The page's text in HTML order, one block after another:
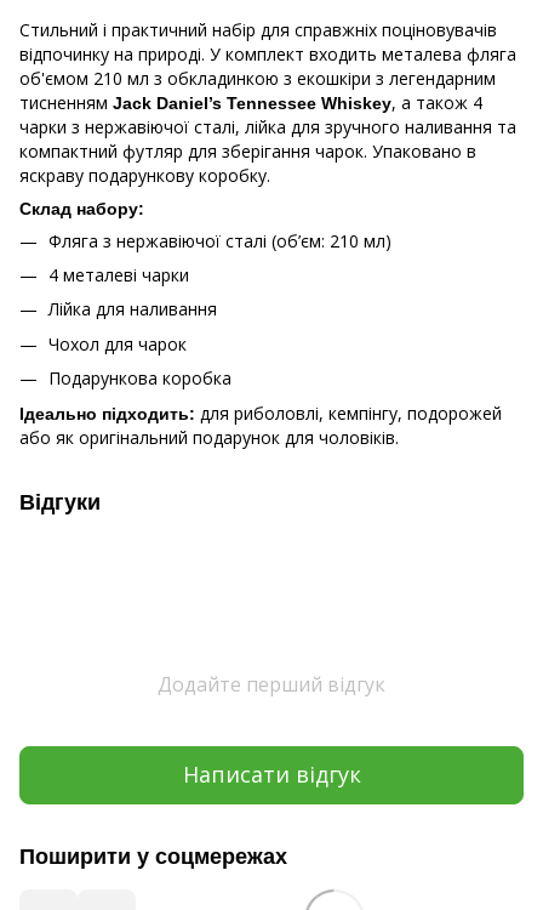
Стильний і практичний набір для справжніх поціновувачів
відпочинку на природі. У комплект входить металева фляга
об'ємом 210 мл з обкладинкою з екошкіри з легендарним
тисненням Jack Daniel’s Tennessee Whiskey, а також 4
чарки з нержавіючої сталі, лійка для зручного наливання та
компактний футляр для зберігання чарок. Упаковано в
яскраву подарункову коробку.
Склад набору:
Фляга з нержавіючої сталі (об’єм: 210 мл)
4 металеві чарки
Лійка для наливання
Чохол для чарок
Подарункова коробка
Ідеально підходить: для риболовлі, кемпінгу, подорожей
або як оригінальний подарунок для чоловіків.
Відгуки
Додайте перший відгук
Написати відгук
Поширити у соцмережах